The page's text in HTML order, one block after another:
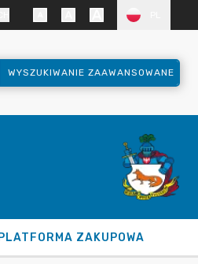
WYSZUKIWANIE ZAAWANSOWANE
PLATFORMA ZAKUPOWA